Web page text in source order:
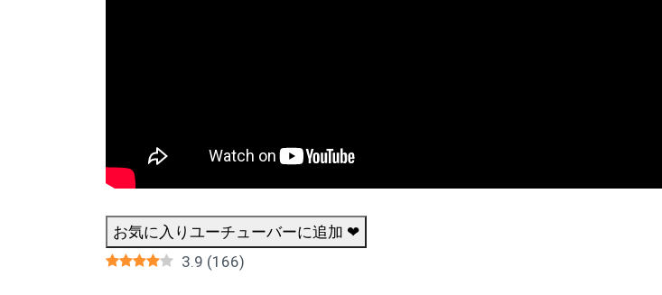
お気に入りユーチューバーに追加 ❤
3.9 (166)